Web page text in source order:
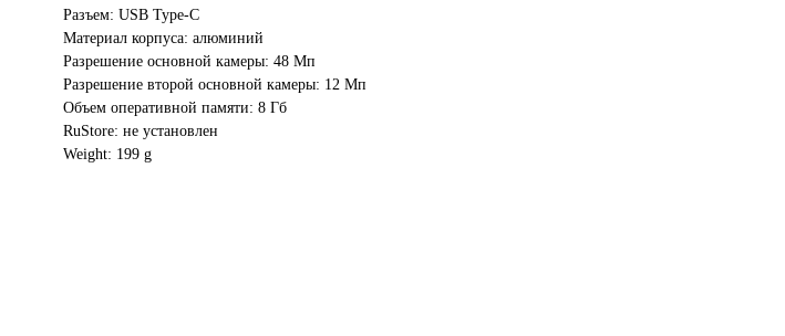
Разъем: USB Type-C
Материал корпуса: алюминий
Разрешение основной камеры: 48 Мп
Разрешение второй основной камеры: 12 Мп
Объем оперативной памяти: 8 Гб
RuStore: не установлен
Weight: 199 g